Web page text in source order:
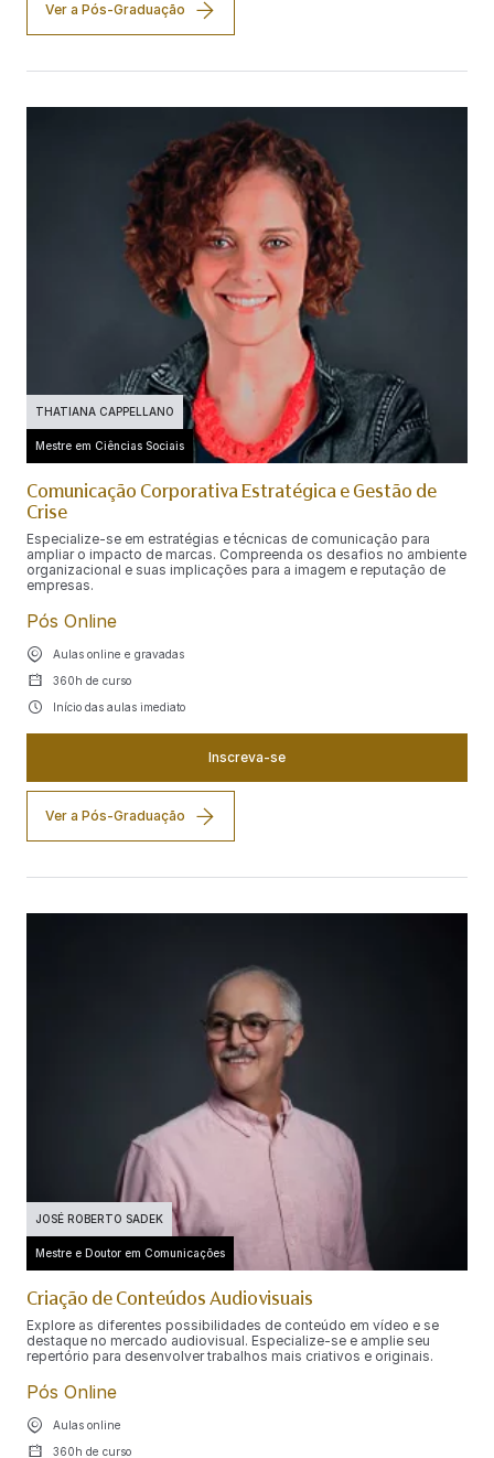
Ver a Pós-Graduação
THATIANA CAPPELLANO
Mestre em Ciências Sociais
Comunicação Corporativa Estratégica e Gestão de
Crise
Especialize-se em estratégias e técnicas de comunicação para
ampliar o impacto de marcas. Compreenda os desafios no ambiente
organizacional e suas implicações para a imagem e reputação de
empresas.
Pós Online
Aulas online e gravadas
360h de curso
Início das aulas imediato
Inscreva-se
Ver a Pós-Graduação
JOSÉ ROBERTO SADEK
Mestre e Doutor em Comunicações
Criação de Conteúdos Audiovisuais
Explore as diferentes possibilidades de conteúdo em vídeo e se
destaque no mercado audiovisual. Especialize-se e amplie seu
repertório para desenvolver trabalhos mais criativos e originais.
Pós Online
Aulas online
360h de curso